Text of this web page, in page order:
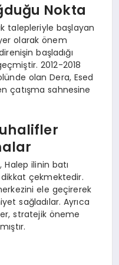
Nokta
talepleriyle başlayan
olarak önem
başladığı
2012-2018
olan Dera, Esed
çatışma sahnesine
Halep ilinin batı
dikkat çekmektedir.
ele geçirerek
sağladılar. Ayrıca
stratejik öneme